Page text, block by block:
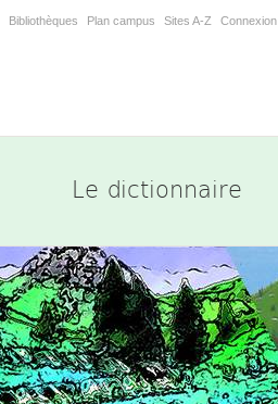
Bibliothèques Plan campus Sites A-Z Connexion
Le dictionnaire